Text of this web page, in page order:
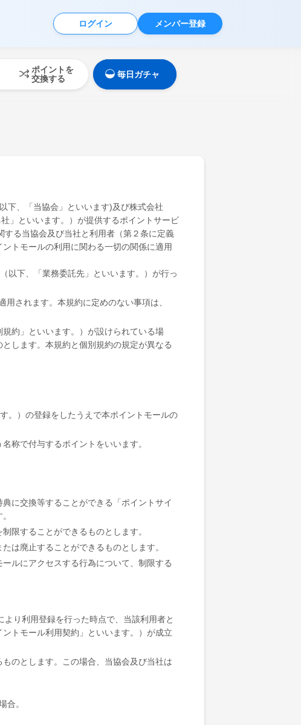
ログイン メンバー登録
ポイントを
交換する
毎日ガチャ
下、「当協会」といいます)及び株式会社
」といいます。）が提供するポイントサービ
る当協会及び当社と利用者（第２条に定義
トモールの利用に関わる一切の関係に適用
以下、「業務委託先」といいます。）が行っ
されます。本規約に定めのない事項は、
約」といいます。）が設けられている場
します。本規約と個別規約の規定が異なる
。）の登録をしたうえで本ポイントモールの
称で付与するポイントをいいます。
に交換等することができる「ポイントサイ
限することができるものとします。
は廃止することができるものとします。
ルにアクセスする行為について、制限する
り利用登録を行った時点で、当該利用者と
トモール利用契約」といいます。）が成立
のとします。この場合、当協会及び当社は
合。